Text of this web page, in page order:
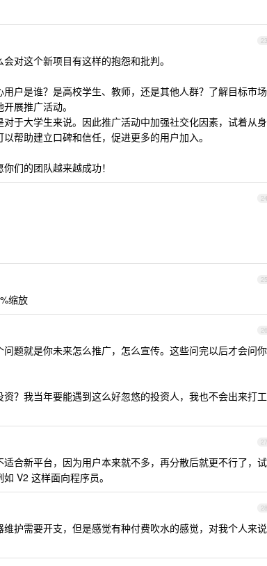
23
对这个新项目有这样的抱怨和批判。
户是谁？是高校学生、教师，还是其他人群？了解目标市场
展推广活动。
于大学生来说。因此推广活动中加强社交化因素，试着从身
帮助建立口碑和信任，促进更多的用户加入。
们的团队越来越成功！
24
25
缩放
26
题就是你未来怎么推广，怎么宣传。这些问完以后才会问你
？我当年要能遇到这么好忽悠的投资人，我也不会出来打工
27
合新平台，因为用户本来就不多，再分散后就更不行了，试
V2 这样面向程序员。
28
护需要开支，但是感觉有种付费吹水的感觉，对我个人来说